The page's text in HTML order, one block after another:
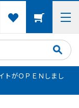
トがＯＰＥＮしまし